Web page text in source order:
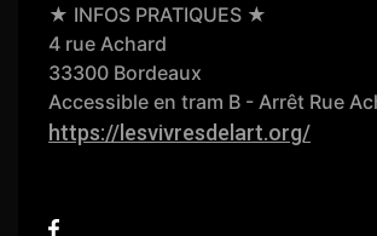
★ INFOS PRATIQUES ★
4 rue Achard
33300 Bordeaux
Accessible en tram B - Arrêt Rue
https://lesvivresdelart.org/